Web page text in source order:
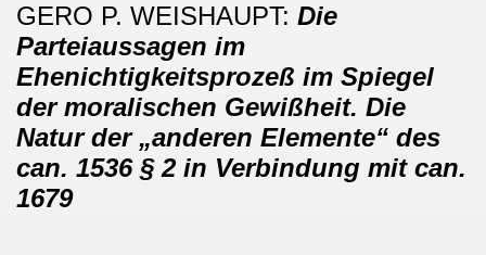
GERO P. WEISHAUPT: Die
Parteiaussagen im
Ehenichtigkeitsprozeß im Spiegel
der moralischen Gewißheit. Die
Natur der „anderen Elemente“ des
can. 1536 § 2 in Verbindung mit can.
1679
LETZTEN KAISERS DER RÖMER & Königs von
REICHES (800-1806 A.D.) und dessen
RÖMISCH-KATHOLISCHEN KAISERTÜMERN
1917 A.D. in Fátima ÜBER DIE KRIEGE IN DER
SCHEINEHEN: Die UNGÜLTIGKEIT mancher